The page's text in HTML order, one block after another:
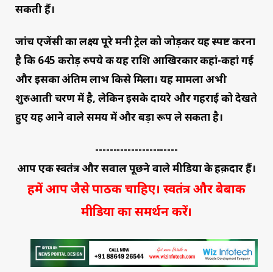
सकती हैं।
जांच एजेंसी का लक्ष्य पूरे मनी ट्रेल को जोड़कर यह स्पष्ट करना
है कि 645 करोड़ रुपये की यह राशि आखिरकार कहां-कहां गई
और इसका अंतिम लाभ किसे मिला। यह मामला अभी
शुरुआती चरण में है, लेकिन इसके दायरे और गहराई को देखते
हुए यह आने वाले समय में और बड़ा रूप ले सकता है।
-----------------------
आप एक स्वतंत्र और सवाल पूछने वाले मीडिया के हक़दार हैं।
हमें आप जैसे पाठक चाहिए। स्वतंत्र और बेबाक
मीडिया का समर्थन करें।